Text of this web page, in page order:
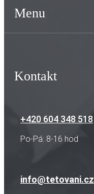
Menu
Kontakt
+420 604 348 518
Po-Pá: 8-16 hod
info@tetovani.cz